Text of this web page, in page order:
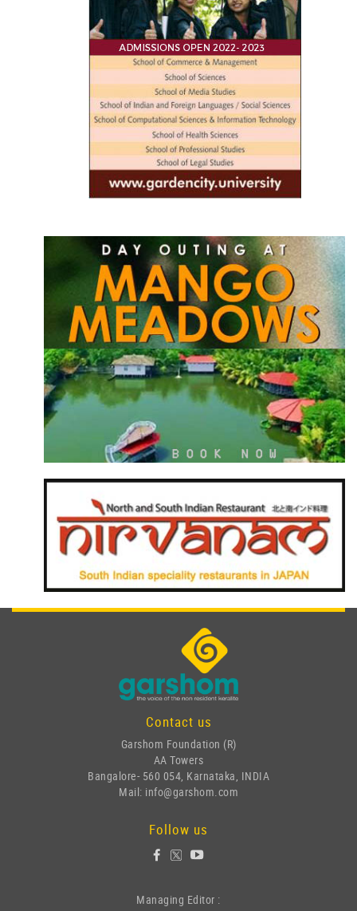
Contact us
Garshom Foundation (R)
AA Towers
Bangalore- 560 054, Karnataka, INDIA
Mail: info@garshom.com
Follow us
Managing Editor :